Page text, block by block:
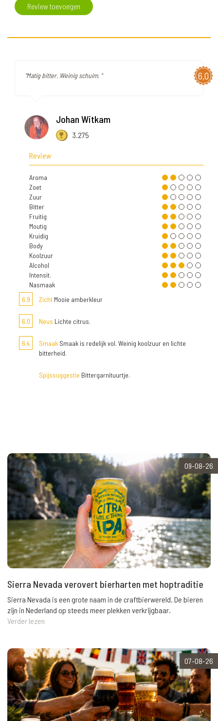
Review toevoegen
6,0
"Matig bitter. Weinig schuim. "
Johan Witkam
3.275
Review
Aroma
Zoet
Zuur
Bitter
Fruitig
Moutig
Kruidig
Body
Koolzuur
Alcohol
Intensit.
Nasmaak
6,9
Zicht Mooie amberkleur
6,0 Neus Lichte citrus.
6,4 Smaak Smaak is redelijk vol. Weinig koolzuur en lichte
bitterheid.
Spijssuggestie Bittergarnituurtje.
09-08-26
Sierra Nevada verovert bierharten met hoptraditie
Sierra Nevada is een grote naam in de craftbierwereld. De bieren
zijn in Nederland op steeds meer plekken verkrijgbaar.
Verder lezen
07-08-26